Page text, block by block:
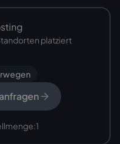
platziert
1